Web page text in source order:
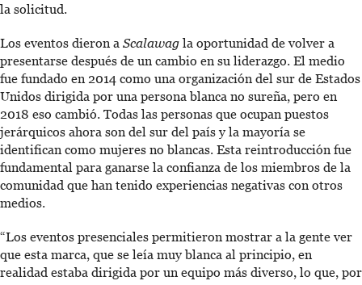
la solicitud.
Los eventos dieron a Scalawag la oportunidad de volver a
presentarse después de un cambio en su liderazgo. El medio
fue fundado en 2014 como una organización del sur de Estados
Unidos dirigida por una persona blanca no sureña, pero en
2018 eso cambió. Todas las personas que ocupan puestos
jerárquicos ahora son del sur del país y la mayoría se
identifican como mujeres no blancas. Esta reintroducción fue
fundamental para ganarse la confianza de los miembros de la
comunidad que han tenido experiencias negativas con otros
medios.
“Los eventos presenciales permitieron mostrar a la gente ver
que esta marca, que se leía muy blanca al principio, en
realidad estaba dirigida por un equipo más diverso, lo que, por